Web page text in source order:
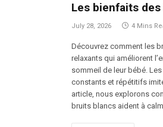
Les bienfaits
July 28, 2026 4 Mins
Découvrez comment les
relaxants qui améliorent
sommeil de leur bébé.
constants et répétitifs
article, nous explorons
bruits blancs aident à